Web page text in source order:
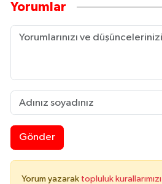
Yorumlar
Gönder
Yorum yazarak topluluk kurallarımızı